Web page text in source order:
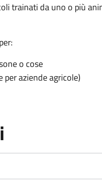
trainati da uno o più
o cose
aziende agricole)